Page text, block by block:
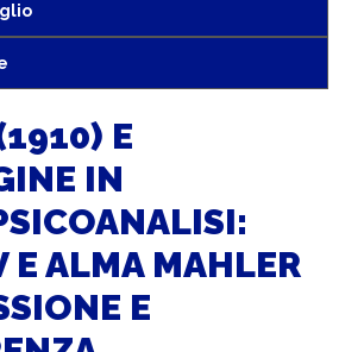
E
IN
E ALMA MAHLER
E